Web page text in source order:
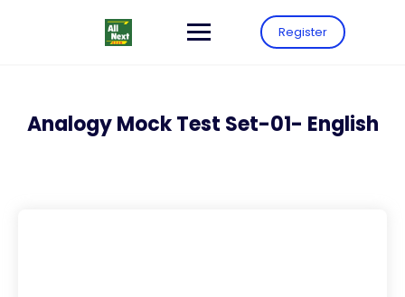
Register
Analogy Mock Test Set-01- English